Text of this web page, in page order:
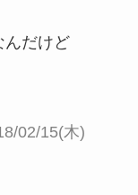
んだけど
02/15(木)